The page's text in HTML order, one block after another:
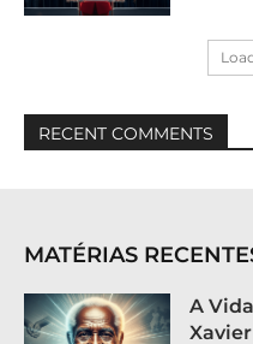
RECENT COMMENTS
MATÉRIAS
A
Xavier